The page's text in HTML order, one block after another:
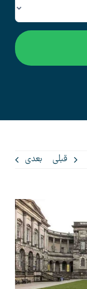
قبلی بعدی